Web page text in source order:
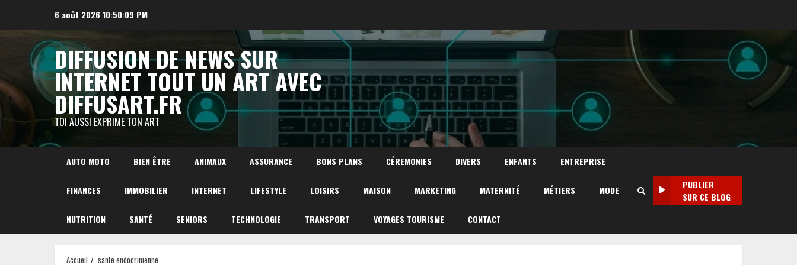
contenu
6 août 2026 10:50:10 PM
DIFFUSION DE NEWS SUR
INTERNET TOUT UN ART AVEC
DIFFUSART.FR
TOI AUSSI EXPRIME TON ART
AUTO MOTO BIEN ÊTRE ANIMAUX ASSURANCE BONS PLANS CÉREMONIES DIVERS ENFANTS ENTREPRISE
FINANCES IMMOBILIER INTERNET LIFESTYLE LOISIRS MAISON MARKETING MATERNITÉ MÉTIERS MODE
NUTRITION SANTÉ SENIORS TECHNOLOGIE TRANSPORT VOYAGES TOURISME CONTACT
PUBLIER
SUR CE BLOG
Accueil santé endocrinienne